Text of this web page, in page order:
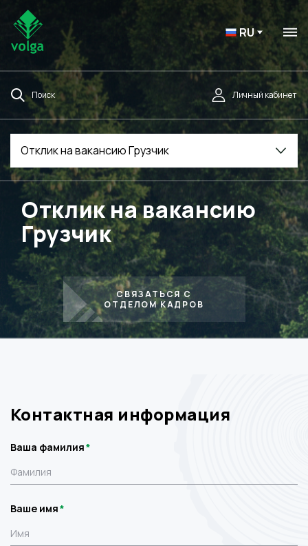
RU
Поиск Личный кабинет
Отклик на вакансию Грузчик
Отклик на вакансию
Грузчик
СВЯЗАТЬСЯ С
ОТДЕЛОМ КАДРОВ
Контактная информация
Ваша фамилия
Ваше имя